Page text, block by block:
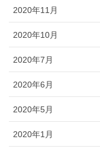
2020年11月
2020年10月
2020年7月
2020年6月
2020年5月
2020年1月